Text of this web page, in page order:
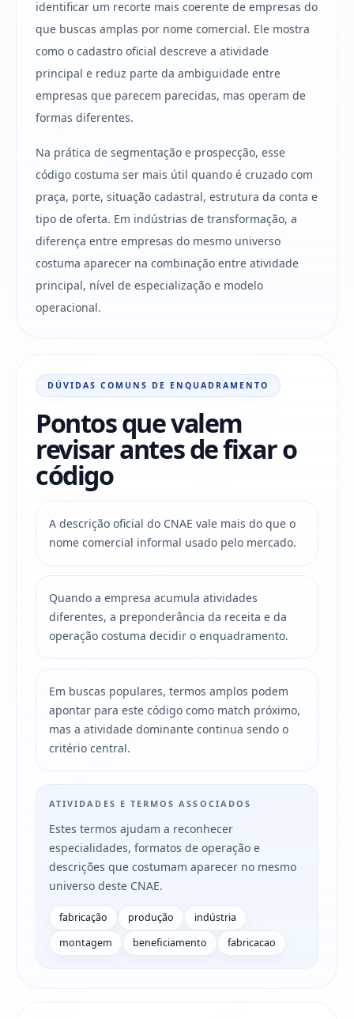
identificar um recorte mais coerente de empresas do
que buscas amplas por nome comercial. Ele mostra
como o cadastro oficial descreve a atividade
principal e reduz parte da ambiguidade entre
empresas que parecem parecidas, mas operam de
formas diferentes.
Na prática de segmentação e prospecção, esse
código costuma ser mais útil quando é cruzado com
praça, porte, situação cadastral, estrutura da conta e
tipo de oferta. Em indústrias de transformação, a
diferença entre empresas do mesmo universo
costuma aparecer na combinação entre atividade
principal, nível de especialização e modelo
operacional.
DÚVIDAS COMUNS DE ENQUADRAMENTO
Pontos que valem
revisar antes de fixar o
código
A descrição oficial do CNAE vale mais do que o
nome comercial informal usado pelo mercado.
Quando a empresa acumula atividades
diferentes, a preponderância da receita e da
operação costuma decidir o enquadramento.
Em buscas populares, termos amplos podem
apontar para este código como match próximo,
mas a atividade dominante continua sendo o
critério central.
ATIVIDADES E TERMOS ASSOCIADOS
Estes termos ajudam a reconhecer
especialidades, formatos de operação e
descrições que costumam aparecer no mesmo
universo deste CNAE.
fabricação produção
indústria
montagem
beneficiamento fabricacao